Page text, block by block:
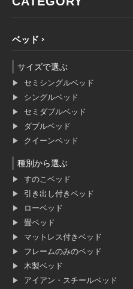
ベッド
サイズで選ぶ
セミシングルベッド
シングルベッド
セミダブルベッド
ダブルベッド
クイーンベッド
種別から選ぶ
すのこベッド
引き出し付きベッド
ローベッド
畳ベッド
マットレス付きベッド
フレームのみのベッド
木製ベッド
アイアン・スチールベッド